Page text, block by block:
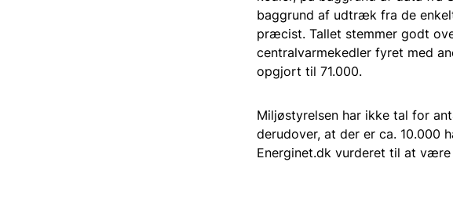
baggrund af udtræk fra de
præcist. Tallet stemmer godt
centralvarmekedler fyret med
opgjort til 71.000.
Miljøstyrelsen har ikke tal for
derudover, at der er ca. 10.000
Energinet.dk vurderet til at være